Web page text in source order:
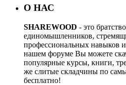
О НАС
SHAREWOOD - это
единомышленников,
профессиональных навыков
нашем форуме Вы можете
популярные курсы, книги,
же слитые складчины по
бесплатно!